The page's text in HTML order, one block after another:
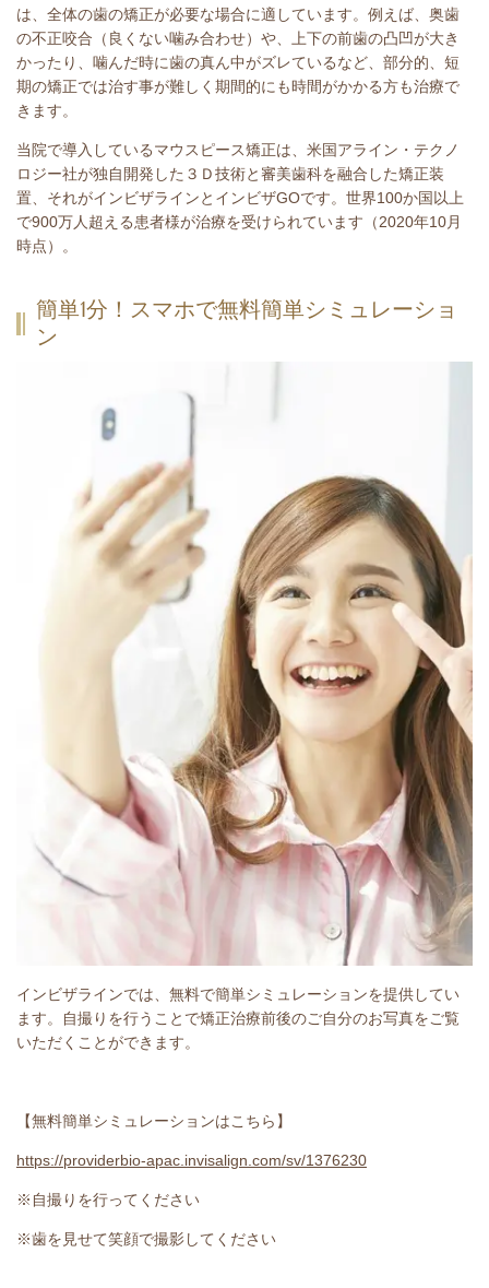
は、全体の歯の矯正が必要な場合に適しています。例えば、奥歯
の不正咬合（良くない噛み合わせ）や、上下の前歯の凸凹が大き
かったり、噛んだ時に歯の真ん中がズレているなど、部分的、短
期の矯正では治す事が難しく期間的にも時間がかかる方も治療で
きます。
当院で導入しているマウスピース矯正は、米国アライン・テクノ
ロジー社が独自開発した３Ｄ技術と審美歯科を融合した矯正装
置、それがインビザラインとインビザGOです。世界100か国以上
で900万人超える患者様が治療を受けられています（2020年10月
時点）。
簡単1分！スマホで無料簡単シミュレーショ
ン
インビザラインでは、無料で簡単シミュレーションを提供してい
ます。自撮りを行うことで矯正治療前後のご自分のお写真をご覧
いただくことができます。
【無料簡単シミュレーションはこちら】
https://providerbio-apac.invisalign.com/sv/1376230
※自撮りを行ってください
※歯を見せて笑顔で撮影してください